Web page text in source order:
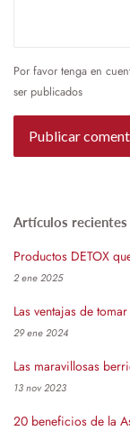
Por favor tenga en
ser publicados
Artículos recientes
Productos DETOX
2 ene 2025
Las ventajas de
29 ene 2024
Las maravillosas
13 nov 2023
20 beneficios de la